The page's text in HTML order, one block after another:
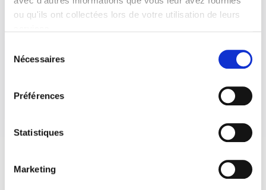
ou qu'ils ont collectées lors de votre utilisation de leurs
Nécessaires
Préférences
Statistiques
Marketing